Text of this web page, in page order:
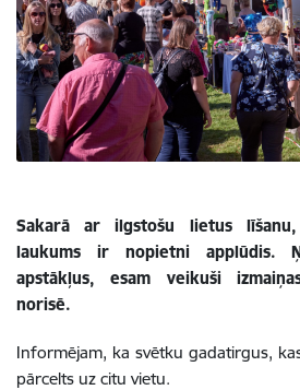
Sakarā ar ilgstošu lietus
laukums ir nopietni applūdis.
apstākļus, esam veikuši
norisē.
Informējam, ka svētku gadatirgus,
pārcelts uz citu vietu.